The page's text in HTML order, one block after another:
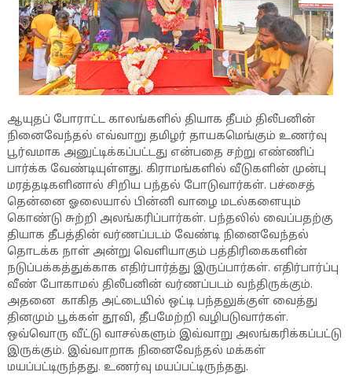
ஆயுதப் போராட்ட காலங்களில் தியாக தீபம் திலீபனின்
நினைவேந்தல் எவ்வாறு தமிழர் தாயகமெங்கும் உணர்வு
பூர்வமாக அனுட்டிக்கப்பட்டது என்பதை சற்று எண்ணிப்
பார்க்க வேண்டியுள்ளது. கிராமங்களில் வீடுகளின் முன்பு
மரத்தடிகளினால் சிறிய பந்தல் போடுவார்கள். பச்சைத்
தென்னை ஓலையால் பின்னி வாழை மடல்களையும்
கொண்டு சுற்றி அலங்கரிப்பார்கள். பந்தலில் வைப்பதற்கு
தியாக தீபத்தின் வர்ணப்படம் வேண்டி நினைவேந்தல்
தொடக்க நாள் அன்று வெளியாகும் பத்திரிகைகளின்
நடுப்பக்கத்துக்காக எதிர்பார்த்து இருப்பார்கள். எதிர்பார்ப்பு
வீண் போகாமல் திலீபனின் வர்ணப்படம் வந்திருக்கும்.
அதனை காகித அட்டையில் ஒட்டி பந்தலுக்குள் வைத்து
தினமும் பூக்கள் தூவி, தீபமேற்றி வழிபடுவார்கள்.
ஒவ்வொரு வீட்டு வாசல்களும் இவ்வாறு அலங்கரிக்கப்பட்டு
இருக்கும். இவ்வாறாக நினைவேந்தல் மக்கள்
மயப்பட்டிருந்தது. உணர்வு மயப்பட்டிருந்தது.